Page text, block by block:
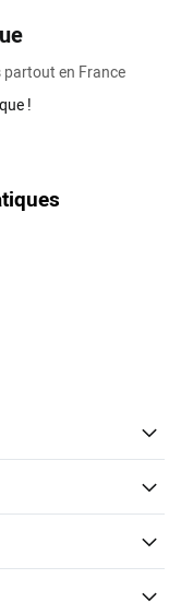
partout en France
!